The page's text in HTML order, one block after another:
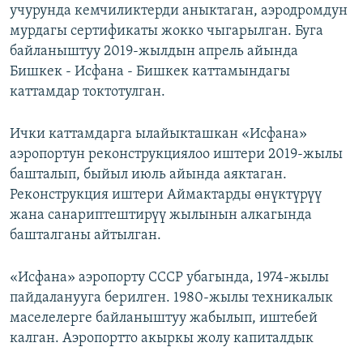
учурунда кемчиликтерди аныктаган, аэродромдун
мурдагы сертификаты жокко чыгарылган. Буга
байланыштуу 2019-жылдын апрель айында
Бишкек - Исфана - Бишкек каттамындагы
каттамдар токтотулган.
Ички каттамдарга ылайыкташкан «Исфана»
аэропортун реконструкциялоо иштери 2019-жылы
башталып, быйыл июль айында аяктаган.
Реконструкция иштери Аймактарды өнүктүрүү
жана санариптештирүү жылынын алкагында
башталганы айтылган.
«Исфана» аэропорту СССР убагында, 1974-жылы
пайдаланууга берилген. 1980-жылы техникалык
маселелерге байланыштуу жабылып, иштебей
калган. Аэропортто акыркы жолу капиталдык